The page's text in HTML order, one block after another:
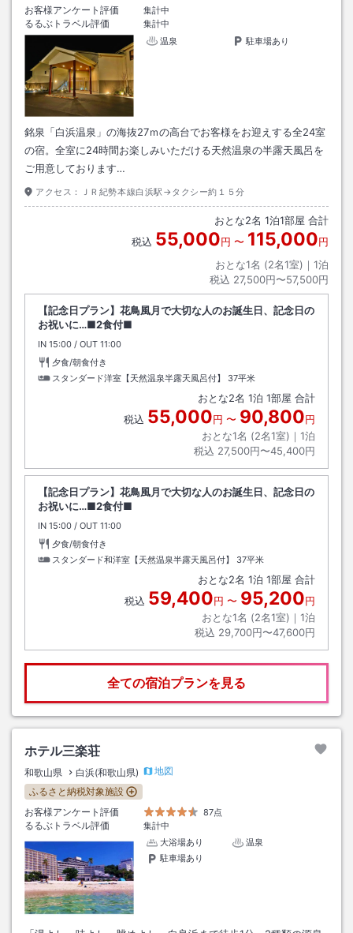
お客様アンケート評価
集計中
るるぶトラベル評価
集計中
温泉
駐車場あり
銘泉「白浜温泉」の海抜27ｍの高台でお客様をお迎えする全24室
の宿。全室に24時間お楽しみいただける天然温泉の半露天風呂を
ご用意しております…
アクセス： ＪＲ紀勢本線白浜駅→タクシー約１５分
おとな2名 1泊1部屋 合計
税込 55,000円 〜 115,000円
おとな1名 (2名1室)｜ 1泊
税込 27,500円〜57,500円
【記念日プラン】花鳥風月で大切な人のお誕生日、記念日の
お祝いに…■2食付■
IN チェックイン
15:00 / OUT チェックアウト
11:00
夕食/朝食付き
スタンダード洋室【天然温泉半露天風呂付】
37平米
おとな2名 1泊 1部屋 合計
税込 55,000円 〜 90,800円
おとな1名 (2名1室)｜ 1泊
税込 27,500円〜45,400円
【記念日プラン】花鳥風月で大切な人のお誕生日、記念日の
お祝いに…■2食付■
IN チェックイン
15:00 / OUT チェックアウト
11:00
夕食/朝食付き
スタンダード和洋室【天然温泉半露天風呂付】
37平米
おとな2名 1泊 1部屋 合計
税込 59,400円 〜 95,200円
おとな1名 (2名1室)｜ 1泊
税込 29,700円〜47,600円
全ての宿泊プランを見る
ホテル三楽荘
和歌山県 白浜(和歌山県)
地図
ふるさと納税対象施設
お客様アンケート評価
87点
るるぶトラベル評価
集計中
大浴場あり
温泉
駐車場あり